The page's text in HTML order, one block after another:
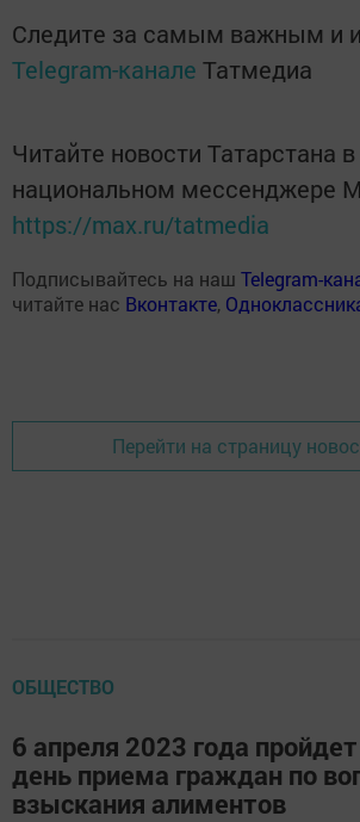
Следите за самым важным и
Telegram-канале Татмедиа
Читайте новости Татарстана в
национальном мессенджере
https://max.ru/tatmedia
Подписывайтесь на наш Telegram-
читайте нас Вконтакте,
Перейти на страницу
ОБЩЕСТВО
6 апреля 2023 года
день приема граждан по
взыскания алиментов